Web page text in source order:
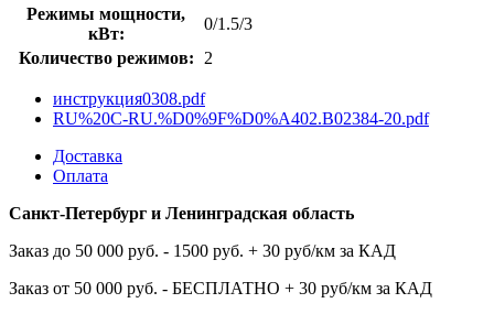
Режимы мощности,
кВт:
0/1.5/3
Количество режимов:
2
инструкция0308.pdf
RU%20C-RU.%D0%9F%D0%A402.B02384-20.pdf
Доставка
Оплата
Санкт-Петербург и Ленинградская область
Заказ до 50 000 руб. - 1500 руб. + 30 руб/км за КАД
Заказ от 50 000 руб. - БЕСПЛАТНО + 30 руб/км за КАД